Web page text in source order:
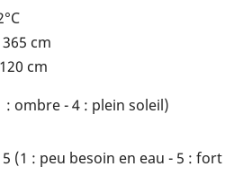
365 cm
120 cm
: ombre - 4 : plein soleil)
(1 : peu besoin en eau - 5 : fort